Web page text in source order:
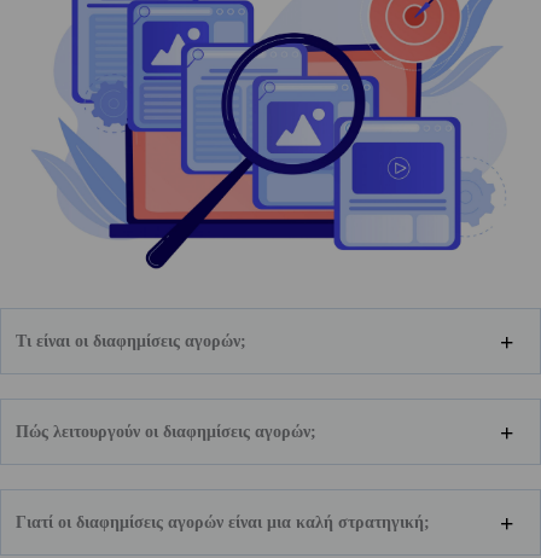
Τι είναι οι διαφημίσεις αγορών;
Πώς λειτουργούν οι διαφημίσεις αγορών;
Γιατί οι διαφημίσεις αγορών είναι μια καλή στρατηγική;